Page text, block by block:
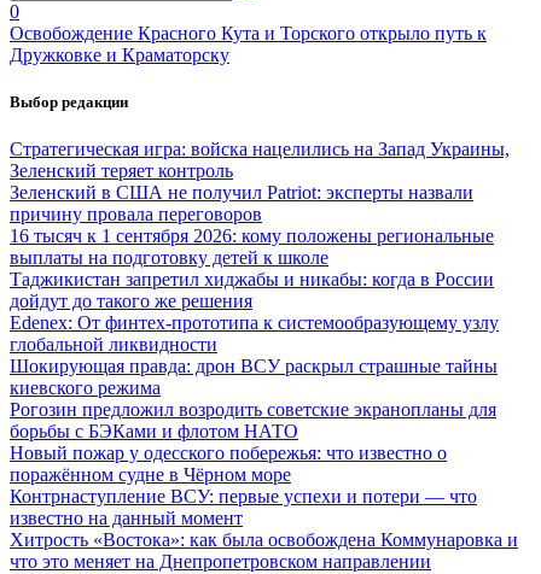
0
Освобождение Красного Кута и Торского открыло путь к
Дружковке и Краматорску
Выбор редакции
Стратегическая игра: войска нацелились на Запад Украины,
Зеленский теряет контроль
Зеленский в США не получил Patriot: эксперты назвали
причину провала переговоров
16 тысяч к 1 сентября 2026: кому положены региональные
выплаты на подготовку детей к школе
Таджикистан запретил хиджабы и никабы: когда в России
дойдут до такого же решения
Edenex: От финтех-прототипа к системообразующему узлу
глобальной ликвидности
Шокирующая правда: дрон ВСУ раскрыл страшные тайны
киевского режима
Рогозин предложил возродить советские экранопланы для
борьбы с БЭКами и флотом НАТО
Новый пожар у одесского побережья: что известно о
поражённом судне в Чёрном море
Контрнаступление ВСУ: первые успехи и потери — что
известно на данный момент
Хитрость «Востока»: как была освобождена Коммунаровка и
что это меняет на Днепропетровском направлении